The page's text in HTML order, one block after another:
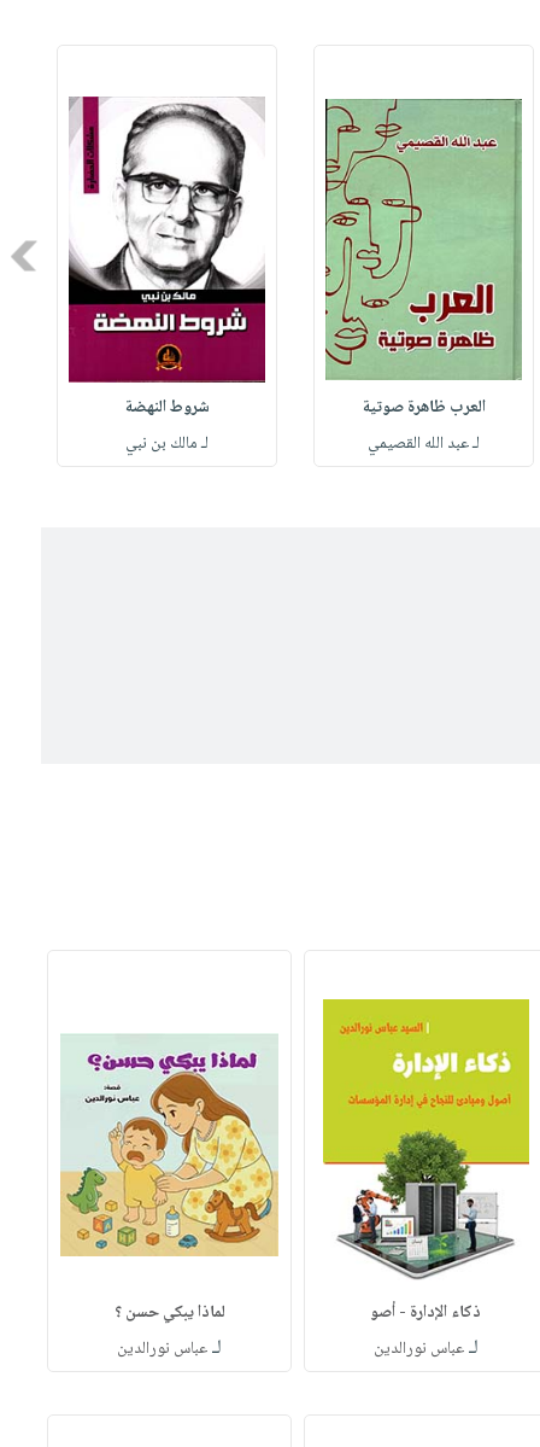
العرب ظاهرة صوتية
لـ عبد الله القصيمي
شروط النهضة
لـ مالك بن نبي
ذكاء الإدارة - أصو
لـعباس نورالدين
لماذا يبكي حسن ؟
لـعباس نورالدين